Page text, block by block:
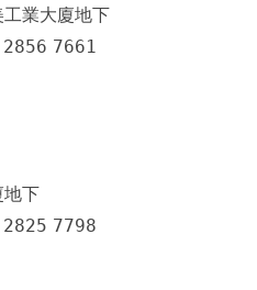
業大廈地下
2856 7661
地下
2825 7798